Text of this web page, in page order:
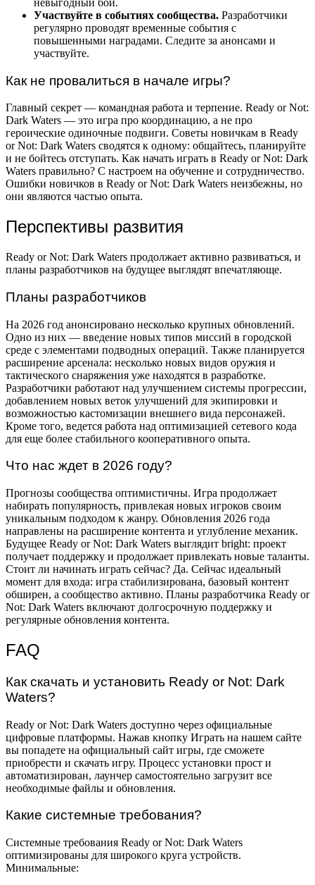
невыгодный бой.
Участвуйте в событиях сообщества. Разработчики
регулярно проводят временные события с
повышенными наградами. Следите за анонсами и
участвуйте.
Как не провалиться в начале игры?
Главный секрет — командная работа и терпение. Ready or Not:
Dark Waters — это игра про координацию, а не про
героические одиночные подвиги. Советы новичкам в Ready
or Not: Dark Waters сводятся к одному: общайтесь, планируйте
и не бойтесь отступать. Как начать играть в Ready or Not: Dark
Waters правильно? С настроем на обучение и сотрудничество.
Ошибки новичков в Ready or Not: Dark Waters неизбежны, но
они являются частью опыта.
Перспективы развития
Ready or Not: Dark Waters продолжает активно развиваться, и
планы разработчиков на будущее выглядят впечатляюще.
Планы разработчиков
На 2026 год анонсировано несколько крупных обновлений.
Одно из них — введение новых типов миссий в городской
среде с элементами подводных операций. Также планируется
расширение арсенала: несколько новых видов оружия и
тактического снаряжения уже находятся в разработке.
Разработчики работают над улучшением системы прогрессии,
добавлением новых веток улучшений для экипировки и
возможностью кастомизации внешнего вида персонажей.
Кроме того, ведется работа над оптимизацией сетевого кода
для еще более стабильного кооперативного опыта.
Что нас ждет в 2026 году?
Прогнозы сообщества оптимистичны. Игра продолжает
набирать популярность, привлекая новых игроков своим
уникальным подходом к жанру. Обновления 2026 года
направлены на расширение контента и углубление механик.
Будущее Ready or Not: Dark Waters выглядит bright: проект
получает поддержку и продолжает привлекать новые таланты.
Стоит ли начинать играть сейчас? Да. Сейчас идеальный
момент для входа: игра стабилизирована, базовый контент
обширен, а сообщество активно. Планы разработчика Ready or
Not: Dark Waters включают долгосрочную поддержку и
регулярные обновления контента.
FAQ
Как скачать и установить Ready or Not: Dark
Waters?
Ready or Not: Dark Waters доступно через официальные
цифровые платформы. Нажав кнопку Играть на нашем сайте
вы попадете на официальный сайт игры, где сможете
приобрести и скачать игру. Процесс установки прост и
автоматизирован, лаунчер самостоятельно загрузит все
необходимые файлы и обновления.
Какие системные требования?
Системные требования Ready or Not: Dark Waters
оптимизированы для широкого круга устройств.
Минимальные: